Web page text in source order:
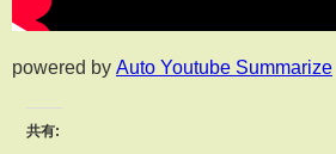
powered by Auto Youtube Summarize
共有: